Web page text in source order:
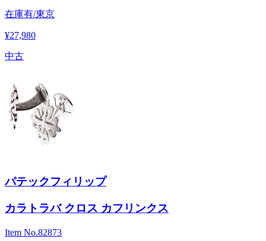
在庫有/東京
¥27,980
中古
パテックフィリップ
カラトラバ クロス カフリンクス
Item No.82873